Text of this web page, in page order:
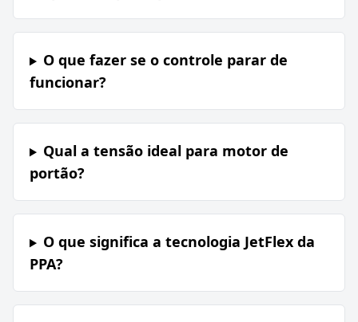
O que fazer se o controle parar de
funcionar?
Qual a tensão ideal para motor de
portão?
O que significa a tecnologia JetFlex da
PPA?